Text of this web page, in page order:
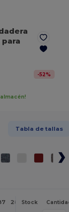
-52%
Tabla de tallas
288 + Más
Stock